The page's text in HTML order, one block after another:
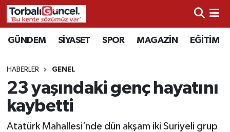
GÜNDEM SİYASET SPOR MAGAZİN EĞİTİM
HABERLER GENEL
23 yaşındaki genç hayatını
kaybetti
Atatürk Mahallesi’nde dün akşam iki Suriyeli grup
İzmir Nöbetçi Eczaneler
İzmir Hava Durumu
İzmir Namaz Vakitleri
İzmir Trafik Yoğunluk Haritası